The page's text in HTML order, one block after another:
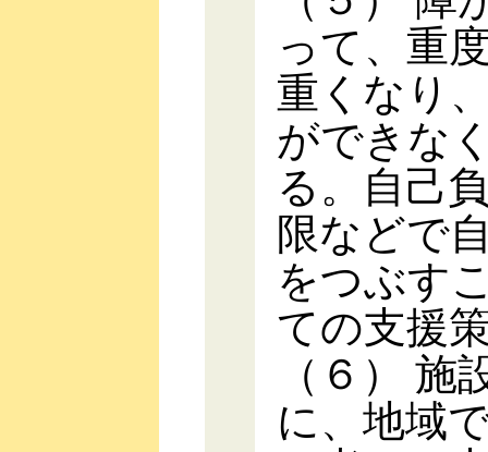
って、重
重くなり
ができな
る。自己
限などで
をつぶす
ての支援
（６） 施
に、地域